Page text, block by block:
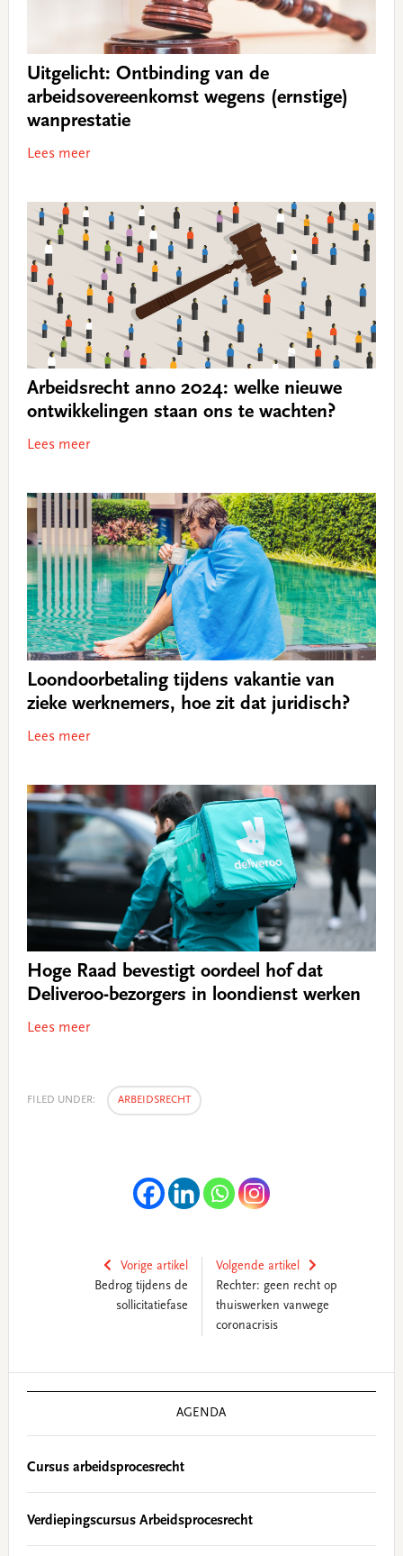
Uitgelicht: Ontbinding van de
arbeidsovereenkomst wegens (ernstige)
wanprestatie
Lees meer
Arbeidsrecht anno 2024: welke nieuwe
ontwikkelingen staan ons te wachten?
Lees meer
Loondoorbetaling tijdens vakantie van
zieke werknemers, hoe zit dat juridisch?
Lees meer
Hoge Raad bevestigt oordeel hof dat
Deliveroo-bezorgers in loondienst werken
Lees meer
FILED UNDER: ARBEIDSRECHT
Vorige artikel
Bedrog tijdens de
sollicitatiefase
Volgende artikel
Rechter: geen recht op
thuiswerken vanwege
coronacrisis
AGENDA
Cursus arbeidsprocesrecht
Verdiepingscursus Arbeidsprocesrecht